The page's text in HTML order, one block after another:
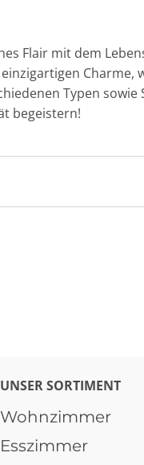
Flair mit dem
Typen
begeistern!
UNSER SORTIMENT
Wohnzimmer
Esszimmer